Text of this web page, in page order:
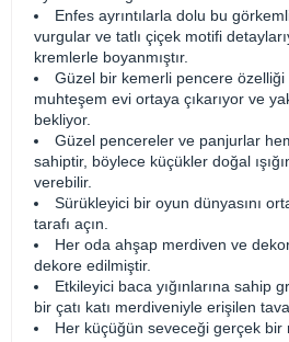
Enfes ayrıntılarla dolu bu
vurgular ve tatlı çiçek motifi
kremlerle boyanmıştır.
Güzel bir kemerli pencere
muhteşem evi ortaya çıkarıyor ve
bekliyor.
Güzel pencereler ve panjurlar
sahiptir, böylece küçükler doğal
verebilir.
Sürükleyici bir oyun dünyasını
tarafı açın.
Her oda ahşap merdiven ve
dekore edilmiştir.
Etkileyici baca yığınlarına sahip
bir çatı katı merdiveniyle erişilen
Her küçüğün seveceği gerçek